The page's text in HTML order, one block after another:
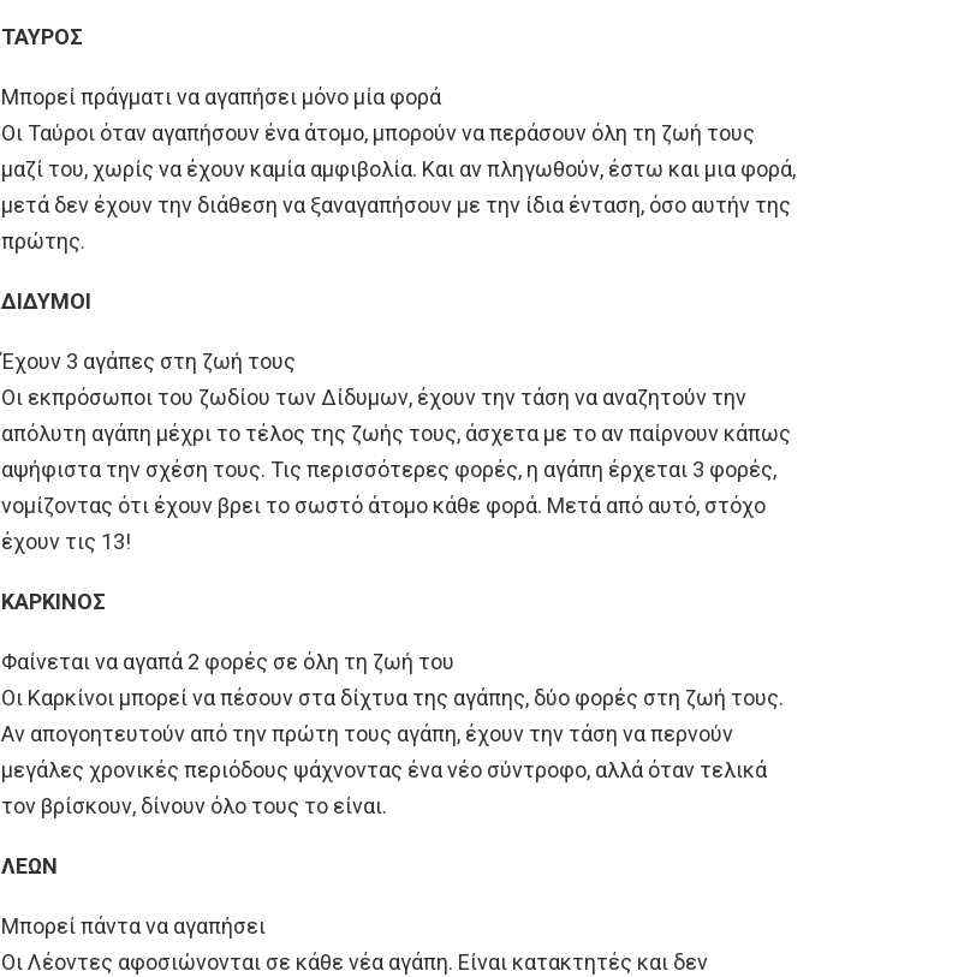
ΤΑΥΡΟΣ
Μπορεί πράγματι να αγαπήσει μόνο μία φορά
Οι Ταύροι όταν αγαπήσουν ένα άτομο, μπορούν να περάσουν όλη τη ζωή τους
μαζί του, χωρίς να έχουν καμία αμφιβολία. Και αν πληγωθούν, έστω και μια φορά,
μετά δεν έχουν την διάθεση να ξαναγαπήσουν με την ίδια ένταση, όσο αυτήν της
πρώτης.
ΔΙΔΥΜΟΙ
Έχουν 3 αγάπες στη ζωή τους
Οι εκπρόσωποι του ζωδίου των Δίδυμων, έχουν την τάση να αναζητούν την
απόλυτη αγάπη μέχρι το τέλος της ζωής τους, άσχετα με το αν παίρνουν κάπως
αψήφιστα την σχέση τους. Τις περισσότερες φορές, η αγάπη έρχεται 3 φορές,
νομίζοντας ότι έχουν βρει το σωστό άτομο κάθε φορά. Μετά από αυτό, στόχο
έχουν τις 13!
ΚΑΡΚΙΝΟΣ
Φαίνεται να αγαπά 2 φορές σε όλη τη ζωή του
Οι Καρκίνοι μπορεί να πέσουν στα δίχτυα της αγάπης, δύο φορές στη ζωή τους.
Αν απογοητευτούν από την πρώτη τους αγάπη, έχουν την τάση να περνούν
μεγάλες χρονικές περιόδους ψάχνοντας ένα νέο σύντροφο, αλλά όταν τελικά
τον βρίσκουν, δίνουν όλο τους το είναι.
ΛΕΩΝ
Μπορεί πάντα να αγαπήσει
Οι Λέοντες αφοσιώνονται σε κάθε νέα αγάπη. Είναι κατακτητές και δεν